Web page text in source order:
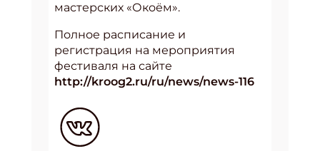
мастерских «Окоём».
Полное расписание и
регистрация на мероприятия
фестиваля на сайте
http://kroog2.ru/ru/news/news-116